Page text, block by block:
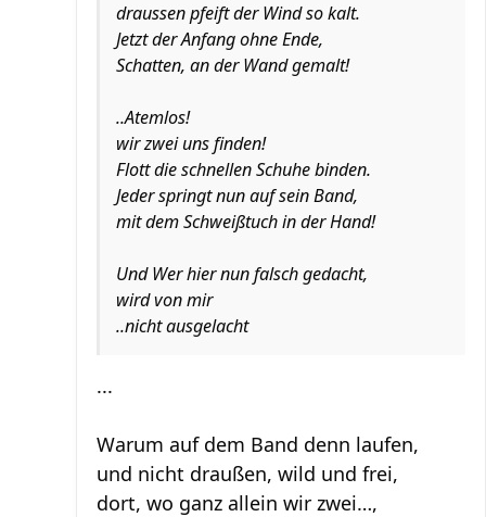
draussen pfeift der Wind so kalt.
Jetzt der Anfang ohne Ende,
Schatten, an der Wand gemalt!
..Atemlos!
wir zwei uns finden!
Flott die schnellen Schuhe binden.
Jeder springt nun auf sein Band,
mit dem Schweißtuch in der Hand!
Und Wer hier nun falsch gedacht,
wird von mir
..nicht ausgelacht
...
Warum auf dem Band denn laufen,
und nicht draußen, wild und frei,
dort, wo ganz allein wir zwei…,